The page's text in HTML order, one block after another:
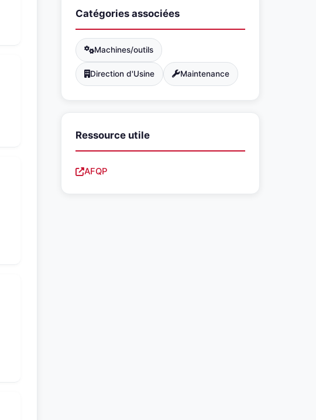
Catégories associées
Machines/outils
Direction d'Usine Maintenance
Ressource utile
AFQP